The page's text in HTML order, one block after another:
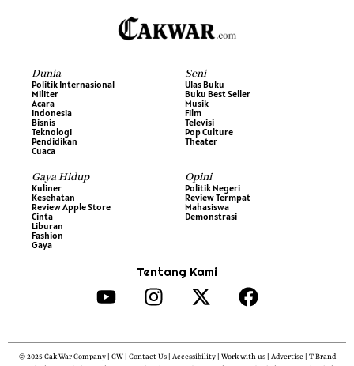
Dunia
Politik Internasional
Militer
Acara
Indonesia
Bisnis
Teknologi
Pendidikan
Cuaca
Seni
Ulas Buku
Buku Best Seller
Musik
Film
Televisi
Pop Culture
Theater
Gaya Hidup
Kuliner
Kesehatan
Review Apple Store
Cinta
Liburan
Fashion
Gaya
Opini
Politik Negeri
Review Termpat
Mahasiswa
Demonstrasi
Tentang Kami
© 2025 Cak War Company | CW | Contact Us | Accessibility | Work with us | Advertise | T Brand